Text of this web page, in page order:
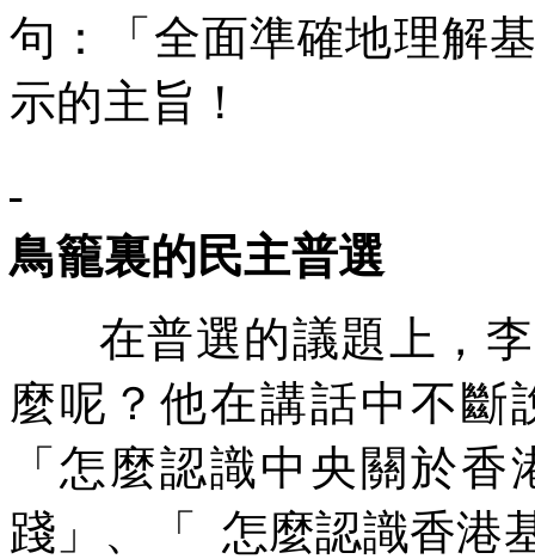
句：「全面準確地理解
示的主旨！
鳥籠裏的民主普選
在普選的議題上，
麼呢？他在講話中不斷
「怎麼認識中央關於
踐」、「
怎麼認識香港